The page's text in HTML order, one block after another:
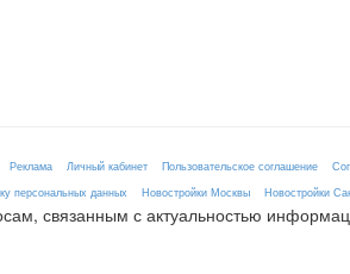
Реклама Личный кабинет Пользовательское соглашение
персональных данных
Новостройки Москвы Новостройки
связанным с актуальностью